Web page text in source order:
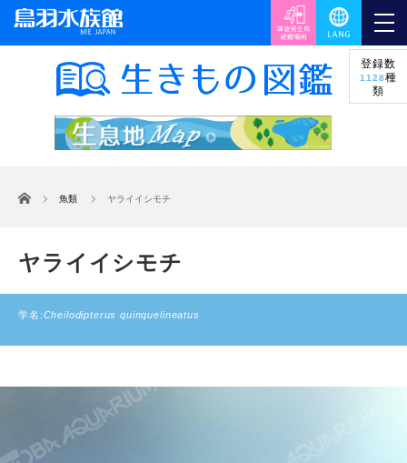
登録数
1128種
類
ホーム 魚類 ヤライイシモチ
ヤライイシモチ
学名:Cheilodipterus quinquelineatus